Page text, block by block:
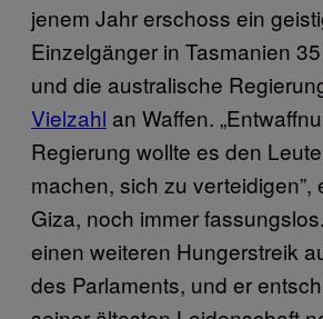
jenem Jahr erschoss ein
Einzelgänger in Tasmanien
und die australische
Vielzahl an Waffen.
Regierung wollte es den
machen, sich zu verteidigen”,
Giza, noch immer
einen weiteren Hungerstreik
des Parlaments, und er